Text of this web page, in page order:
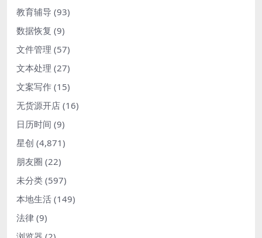
教育辅导 (93)
数据恢复 (9)
文件管理 (57)
文本处理 (27)
文案写作 (15)
无货源开店 (16)
日历时间 (9)
星创 (4,871)
朋友圈 (22)
未分类 (597)
本地生活 (149)
法律 (9)